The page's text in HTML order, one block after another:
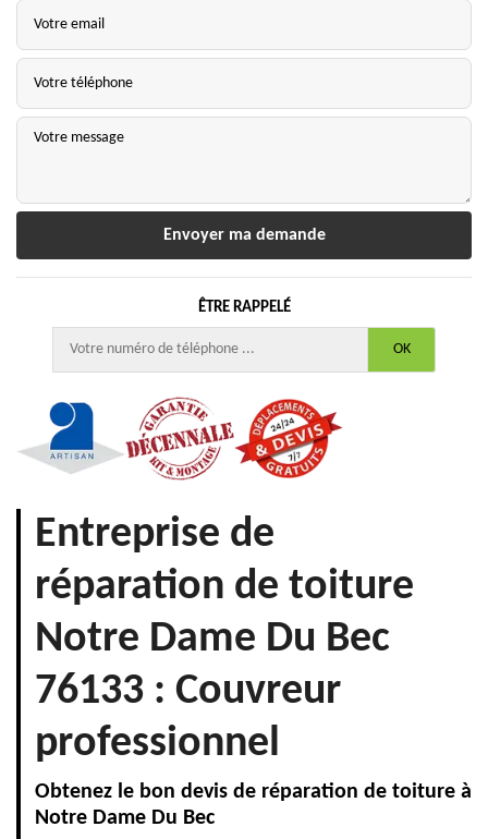
ÊTRE RAPPELÉ
Entreprise de
réparation de toiture
Notre Dame Du Bec
76133 : Couvreur
professionnel
Obtenez le bon devis de réparation de toiture à
Notre Dame Du Bec